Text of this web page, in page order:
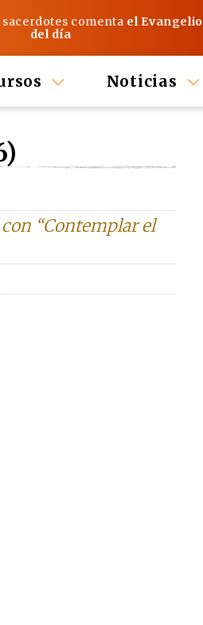
sacerdotes comenta el Evangelio
del día
Noticias
con “Contemplar el